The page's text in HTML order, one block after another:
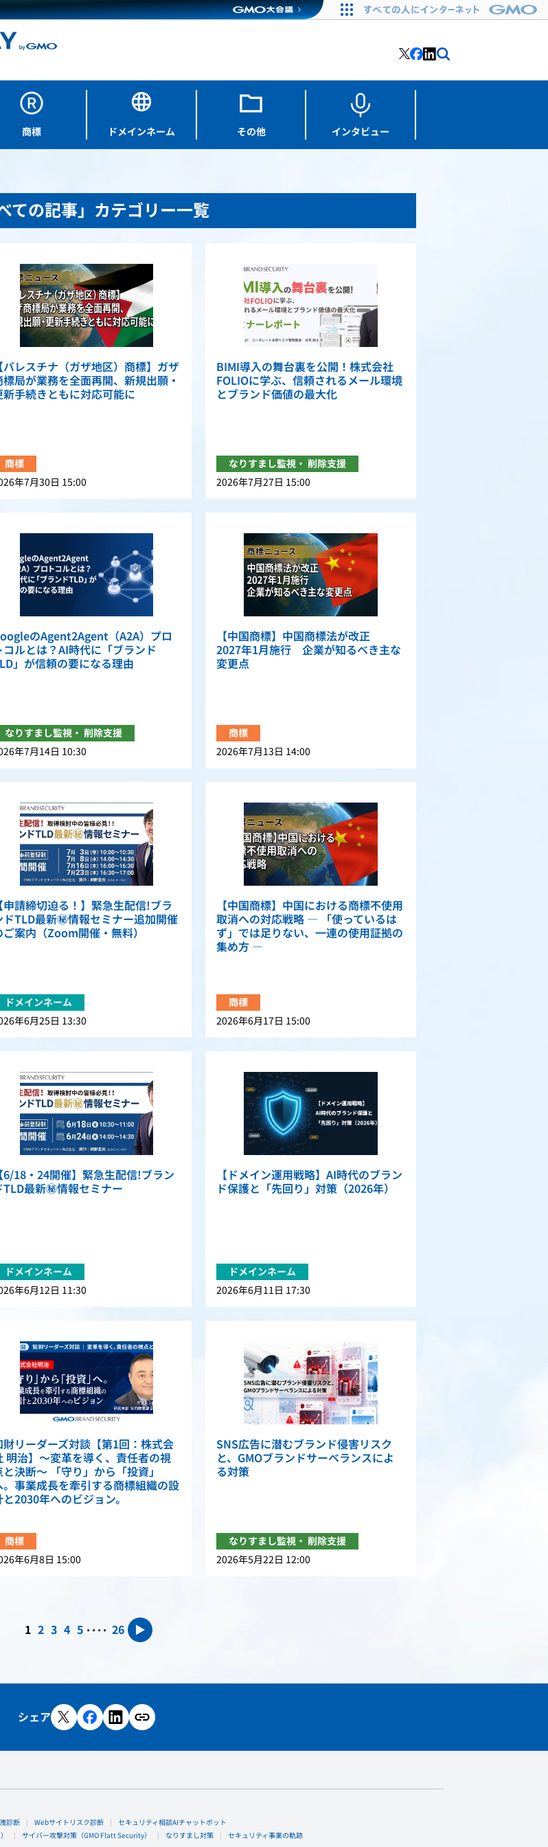
商標 ドメインネーム その他
インタビュー
ての記事」カテゴリー一覧
パレスチナ（ガザ地区）商標】ガザ
局が業務を全面再開、新規出願・
手続きともに対応可能に
商標
年7月30日 15:00
BIMI導入の舞台裏を公開！株式会社
FOLIOに学ぶ、信頼されるメール環境
とブランド価値の最大化
なりすまし監視・ 削除支援
2026年7月27日 15:00
のAgent2Agent（A2A）プロ
ルとは？AI時代に「ブランド
」が信頼の要になる理由
なりすまし監視・ 削除支援
年7月14日 10:30
【中国商標】中国商標法が改正
2027年1月施行 企業が知るべき主な
変更点
商標
2026年7月13日 14:00
【申請締切迫る！】緊急生配信!ブラ
TLD最新㊙情報セミナー追加開催
案内（Zoom開催・無料）
ドメインネーム
年6月25日 13:30
【中国商標】中国における商標不使用
取消への対応戦略 — 「使っているは
ず」では足りない、一連の使用証拠の
集め方 —
商標
2026年6月17日 15:00
【6/18・24開催】緊急生配信!ブラン
TLD最新㊙情報セミナー
ドメインネーム
年6月12日 11:30
【ドメイン運用戦略】AI時代のブラン
ド保護と「先回り」対策（2026年）
ドメインネーム
2026年6月11日 17:30
リーダーズ対談【第1回：株式会
明治】〜変革を導く、責任者の視
決断〜 「守り」から「投資」
事業成長を牽引する商標組織の設
2030年へのビジョン。
商標
年6月8日 15:00
SNS広告に潜むブランド侵害リスク
と、GMOブランドサーベランスによ
る対策
なりすまし監視・ 削除支援
2026年5月22日 12:00
1 2 3 4 5....26 ▶
シェア
診断 Webサイトリスク診断 セキュリティ相談AIチャットボット
サイバー攻撃対策（GMO Flatt Security） なりすまし対策 セキュリティ事業の軌跡